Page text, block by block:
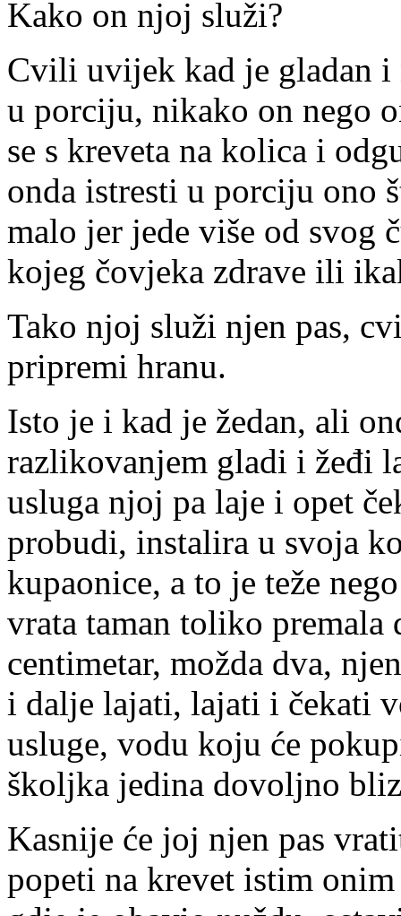
Kako on njoj služi?
Cvili uvijek kad je gladan
u porciju, nikako on nego
se s kreveta na kolica i
onda istresti u porciju ono
malo jer jede više od svog
kojeg čovjeka zdrave ili
Tako njoj služi njen pas,
pripremi hranu.
Isto je i kad je žedan, ali
razlikovanjem gladi i žeđi
usluga njoj pa laje i opet
probudi, instalira u svoja
kupaonice, a to je teže
vrata taman toliko
centimetar, možda dva,
i dalje lajati, lajati i čekati
usluge, vodu koju će
školjka jedina dovoljno
Kasnije će joj njen pas
popeti na krevet istim